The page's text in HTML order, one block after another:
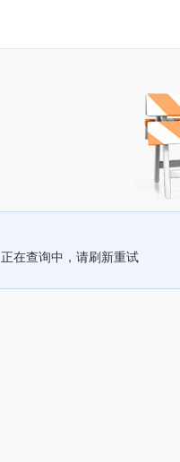
正在查询中，请刷新重试